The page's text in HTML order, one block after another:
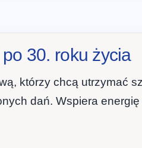
30. roku życia
którzy chcą utrzymać
dań. Wspiera